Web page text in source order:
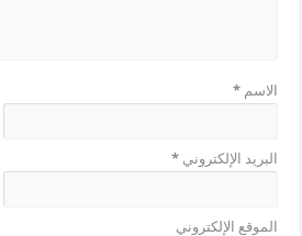
الاسم*
البريد الإلكتروني*
الموقع الإلكتروني